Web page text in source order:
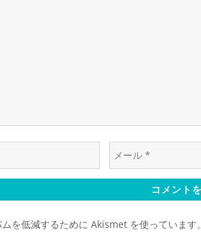
ー
を低減するために Akismet を使っています。